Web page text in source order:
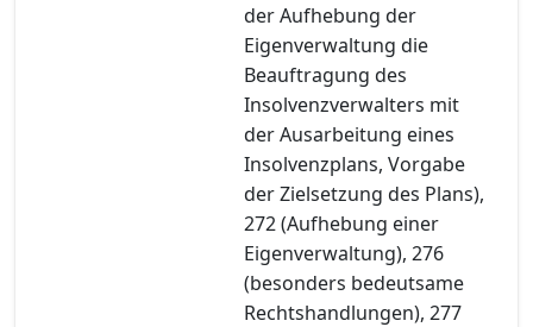
der Aufhebung der
Eigenverwaltung die
Beauftragung des
Insolvenzverwalters mit
der Ausarbeitung eines
Insolvenzplans, Vorgabe
der Zielsetzung des Plans),
272 (Aufhebung einer
Eigenverwaltung), 276
(besonders bedeutsame
Rechtshandlungen), 277